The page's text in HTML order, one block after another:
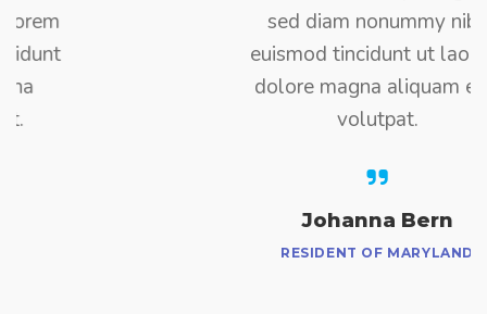
sed diam nonummy nibh
euismod tincidunt ut laoreet
dolore magna aliquam erat
Johanna Bern
RESIDENT OF MARYLAND